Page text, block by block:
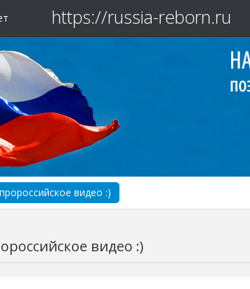
https://russia-reborn.ru
видео :)
видео :)